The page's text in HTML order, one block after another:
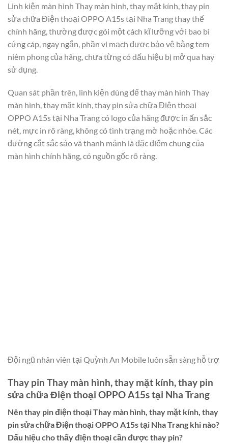
Linh kiện màn hình Thay màn hình, thay mặt kính, thay pin
sửa chữa Điện thoại OPPO A15s tại Nha Trang thay thế
chính hãng, thường được gói một cách kĩ lưỡng với bao bì
cứng cáp, ngay ngắn, phần vi mạch được bảo vệ bằng tem
niêm phong của hãng, chưa từng có dấu hiệu bị mở qua hay
sử dụng.
Quan sát phần trên, linh kiện dùng để thay màn hình Thay
màn hình, thay mặt kính, thay pin sửa chữa Điện thoại
OPPO A15s tại Nha Trang có logo của hãng được in ấn sắc
nét, mực in rõ ràng, không có tình trạng mờ hoặc nhòe. Các
đường cắt sắc sảo và thanh mảnh là đặc điểm chung của
màn hình chính hãng, có nguồn gốc rõ ràng.
Đội ngũ nhân viên tại Quỳnh An Mobile luôn sẵn sàng hỗ trợ
Thay pin Thay màn hình, thay mặt kính, thay pin
sửa chữa Điện thoại OPPO A15s tại Nha Trang
Nên thay pin điện thoạiThay màn hình, thay mặt kính, thay
pin sửa chữa Điện thoại OPPO A15s tại Nha Trang khi nào?
Dấu hiệu cho thấy điện thoại cần được thay pin?